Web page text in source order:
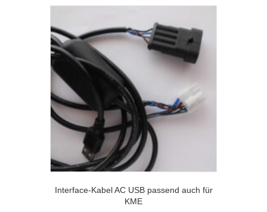
Interface-Kabel AC USB passend auch für
KME